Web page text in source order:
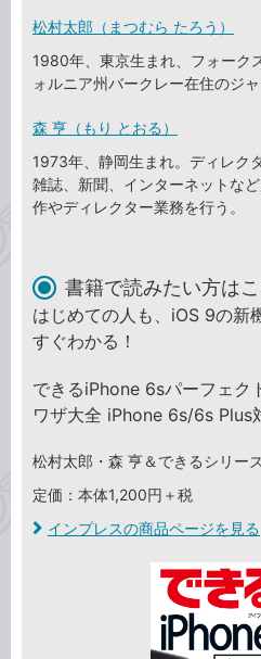
松村太郎（まつむら たろう）
1980年、東京生まれ、フォーク
ォルニア州バークレー在住のジ
森 亨（もり とおる）
1973年、静岡生まれ。ディレク
雑誌、新聞、インターネットな
作やディレクター業務を行う。
書籍で読みたい方は
はじめての人も、iOS 9の新
すぐわかる！
できるiPhone 6sパーフェク
ワザ大全 iPhone 6s/6s Plus
松村太郎・森 亨＆できるシリー
定価：本体1,200円＋税
インプレスの商品ページを見る